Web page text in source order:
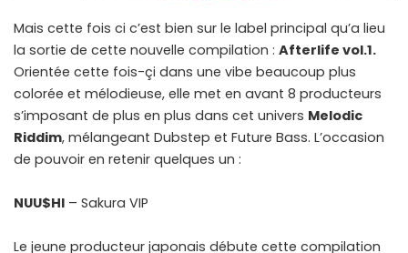
Mais cette fois ci c’est bien sur le label principal qu’a lieu
la sortie de cette nouvelle compilation : Afterlife vol.1.
Orientée cette fois-çi dans une vibe beaucoup plus
colorée et mélodieuse, elle met en avant 8 producteurs
s’imposant de plus en plus dans cet univers Melodic
Riddim, mélangeant Dubstep et Future Bass. L’occasion
de pouvoir en retenir quelques un :
NUU$HI – Sakura VIP
Le jeune producteur japonais débute cette compilation